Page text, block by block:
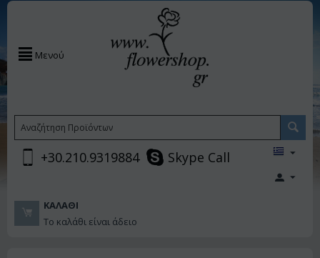
Μενού
+30.210.9319884 Skype Call
ΚΑΛΆΘΙ
Το καλάθι είναι άδειο